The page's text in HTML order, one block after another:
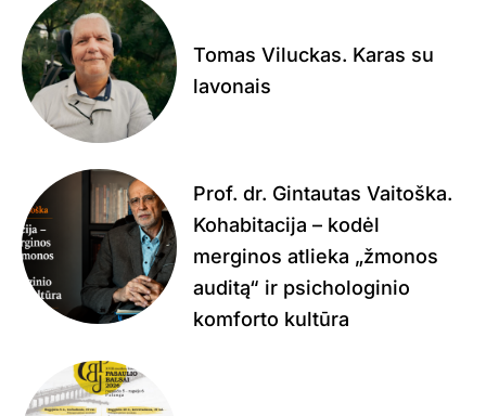
Tomas Viluckas. Karas su
lavonais
Prof. dr. Gintautas Vaitoška.
Kohabitacija – kodėl
merginos atlieka „žmonos
auditą“ ir psichologinio
komforto kultūra